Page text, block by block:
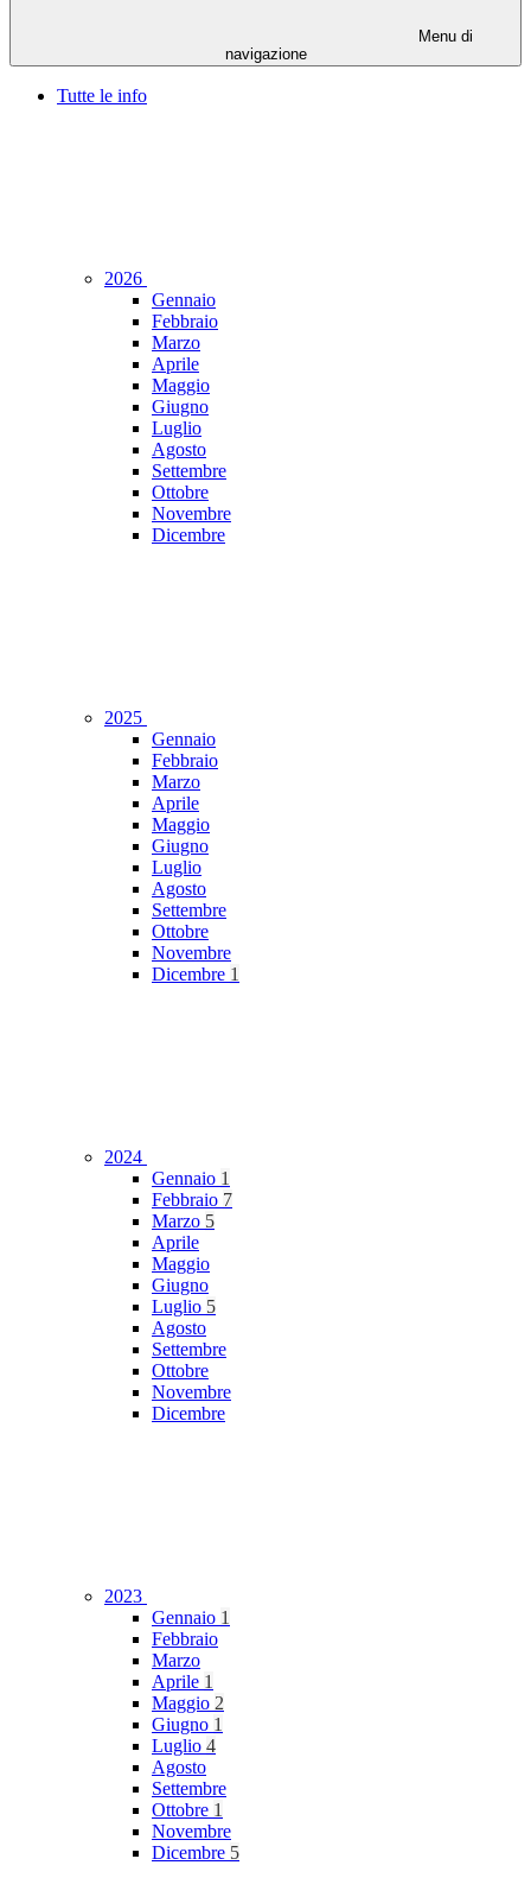
Menu di
navigazione
Tutte le info
2026
Gennaio
Febbraio
Marzo
Aprile
Maggio
Giugno
Luglio
Agosto
Settembre
Ottobre
Novembre
Dicembre
2025
Gennaio
Febbraio
Marzo
Aprile
Maggio
Giugno
Luglio
Agosto
Settembre
Ottobre
Novembre
Dicembre 1
2024
Gennaio 1
Febbraio 7
Marzo 5
Aprile
Maggio
Giugno
Luglio 5
Agosto
Settembre
Ottobre
Novembre
Dicembre
2023
Gennaio 1
Febbraio
Marzo
Aprile 1
Maggio 2
Giugno 1
Luglio 4
Agosto
Settembre
Ottobre 1
Novembre
Dicembre 5